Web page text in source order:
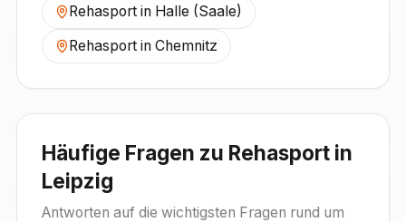
Rehasport in Halle (Saale)
Rehasport inChemnitz
Häufige Fragen zu Rehasport in
Leipzig
Antworten auf die wichtigsten Fragen rund um